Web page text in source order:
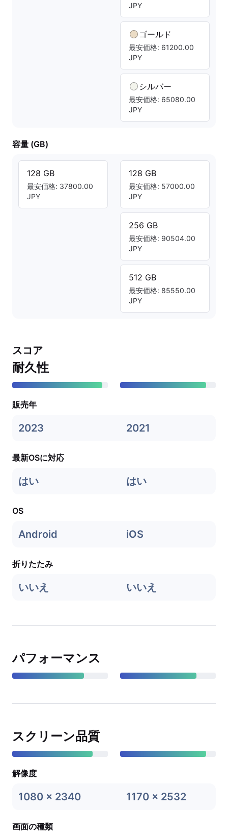
JPY
ゴールド
最安価格: 61200.00
JPY
シルバー
最安価格: 65080.00
JPY
容量 (GB)
128 GB
最安価格: 37800.00
JPY
128 GB
最安価格: 57000.00
JPY
256 GB
最安価格: 90504.00
JPY
512 GB
最安価格: 85550.00
JPY
スコア
耐久性
販売年
2023 2021
最新OSに対応
はい はい
OS
Android iOS
折りたたみ
いいえ いいえ
パフォーマンス
スクリーン品質
解像度
1080 x 2340 1170 x 2532
画面の種類